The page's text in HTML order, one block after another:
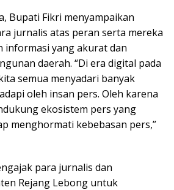
Bupati Fikri menyampaikan
jurnalis atas peran serta mereka
informasi yang akurat dan
daerah. “Di era digital pada
semua menyadari banyak
oleh insan pers. Oleh karena
ekosistem pers yang
menghormati kebebasan pers,”
para jurnalis dan
Rejang Lebong untuk